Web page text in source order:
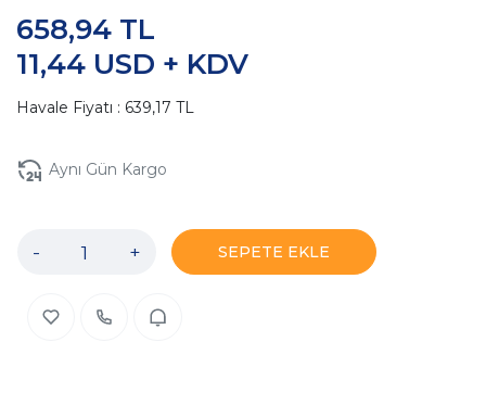
11,44 USD + KDV
658,94 TL
Havale Fiyatı : 639,17 TL
Aynı Gün Kargo
- + SEPETE EKLE